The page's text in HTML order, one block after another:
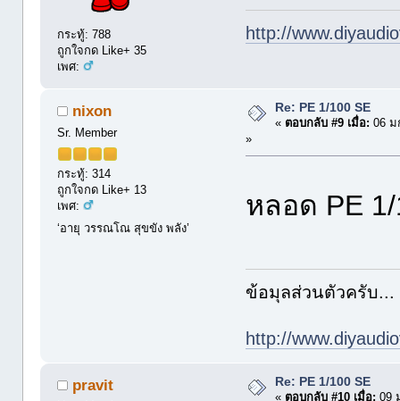
กระทู้: 788
ถูกใจกด Like+ 35
เพศ:
http://
nixon
Sr. Member
กระทู้: 314
ถูกใจกด Like+ 13
เพศ:
‘อายุ วรรณโณ สุขขัง พลัง’
Re: PE 1/100 SE
« ตอบกลับ #9 เมื่อ: 06 ม
»
หลอด PE
ข้อมุลส่วนตัวครับ...
http://
pravit Re: PE 1/100 SE
« ตอบกลับ #10 เมื่อ: 09